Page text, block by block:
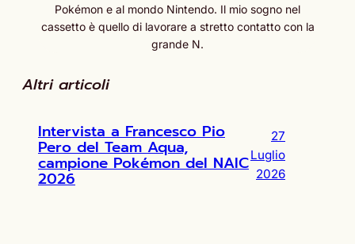
Pokémon e al mondo Nintendo. Il mio sogno nel
cassetto è quello di lavorare a stretto contatto con la
grande N.
Altri articoli
Intervista a Francesco Pio
Pero del Team Aqua,
campione Pokémon del NAIC
2026
27
Luglio
2026